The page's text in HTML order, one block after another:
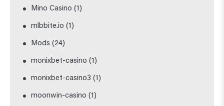
Mino Casino (1)
mlbbite.io (1)
Mods (24)
monixbet-casino (1)
monixbet-casino3 (1)
moonwin-casino (1)